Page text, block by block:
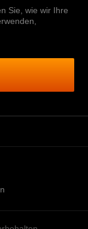
Sie, wie wir Ihre